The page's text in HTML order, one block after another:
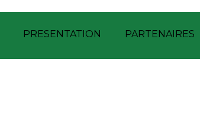
PRESENTATION PARTENAIRES